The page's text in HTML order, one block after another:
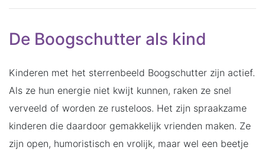
De Boogschutter als kind
Kinderen met het sterrenbeeld Boogschutter zijn actief.
Als ze hun energie niet kwijt kunnen, raken ze snel
verveeld of worden ze rusteloos. Het zijn spraakzame
kinderen die daardoor gemakkelijk vrienden maken. Ze
zijn open, humoristisch en vrolijk, maar wel een beetje